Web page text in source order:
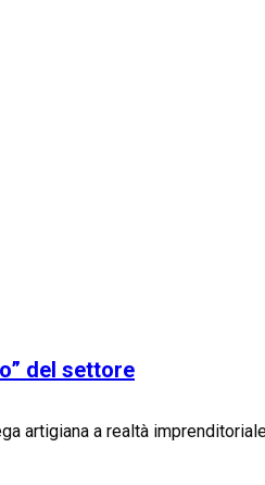
del settore
artigiana a realtà